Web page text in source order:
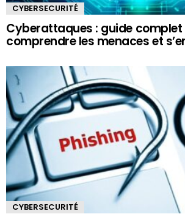
CYBERSECURITÉ
Cyberattaques : guide complet
comprendre les menaces et
CYBERSECURITÉ